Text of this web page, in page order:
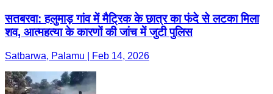
सतबरवा: हलुमाड़ गांव में मैट्रिक के छात्र का फंदे से लटका मिला
शव, आत्महत्या के कारणों की जांच में जुटी पुलिस
Satbarwa, Palamu | Feb 14, 2026